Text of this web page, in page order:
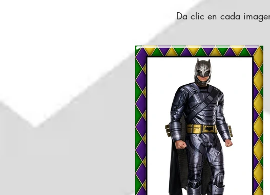
Da clic en cada